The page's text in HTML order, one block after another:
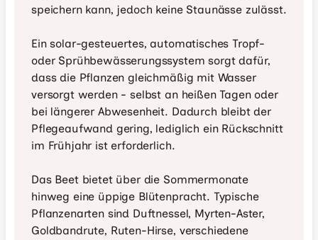
speichern kann, jedoch keine Staunässe zulässt.
Ein solar-gesteuertes, automatisches Tropf-
oder Sprühbewässerungssystem sorgt dafür,
dass die Pflanzen gleichmäßig mit Wasser
versorgt werden - selbst an heißen Tagen oder
bei längerer Abwesenheit. Dadurch bleibt der
Pflegeaufwand gering, lediglich ein Rückschnitt
im Frühjahr ist erforderlich.
Das Beet bietet über die Sommermonate
hinweg eine üppige Blütenpracht. Typische
Pflanzenarten sind Duftnessel, Myrten-Aster,
Goldbandrute, Ruten-Hirse, verschiedene